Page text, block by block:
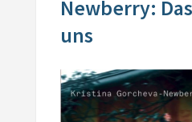
Newberry:
uns